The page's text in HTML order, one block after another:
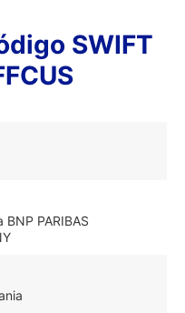
SWIFT
PARIBAS